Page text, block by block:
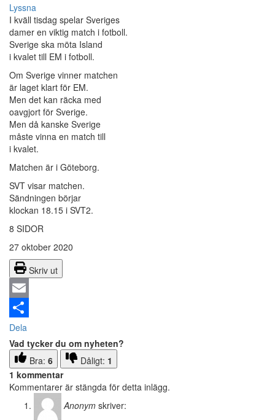
Lyssna
I kväll tisdag spelar Sveriges
damer en viktig match i fotboll.
Sverige ska möta Island
i kvalet till EM i fotboll.
Om Sverige vinner matchen
är laget klart för EM.
Men det kan räcka med
oavgjort för Sverige.
Men då kanske Sverige
måste vinna en match till
i kvalet.
Matchen är i Göteborg.
SVT visar matchen.
Sändningen börjar
klockan 18.15 i SVT2.
8 SIDOR
27 oktober 2020
Skriv ut
Email
Dela
Vad tycker du om nyheten?
Bra: 6 Dåligt: 1
1 kommentar
Kommentarer är stängda för detta inlägg.
Anonym skriver: